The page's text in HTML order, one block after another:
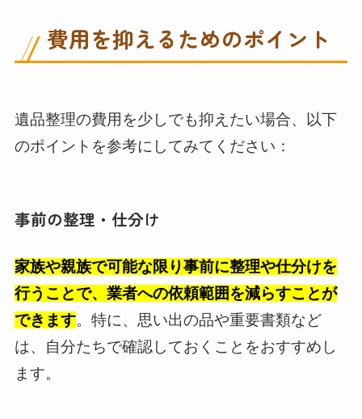
費用を抑えるためのポイント
遺品整理の費用を少しでも抑えたい場合、以下
のポイントを参考にしてみてください：
事前の整理・仕分け
家族や親族で可能な限り事前に整理や仕分けを
行うことで、業者への依頼範囲を減らすことが
できます。特に、思い出の品や重要書類など
は、自分たちで確認しておくことをおすすめし
ます。